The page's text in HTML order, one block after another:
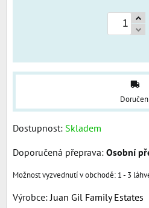
Dostupnost: Skladem
Osobní
1 - 3
Výrobce: Juan Gil Family Estates